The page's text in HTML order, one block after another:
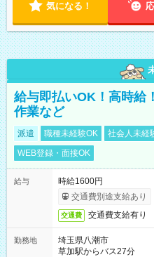
気になる！
給与即払いOK！高時給
作業など
派遣 職種未経験OK 社会人未経
WEB登録・面接OK
給与
時給1600円
交通費別途支給あり
交通費 交通費支給有り
勤務地
埼玉県八潮市
草加駅からバス27分